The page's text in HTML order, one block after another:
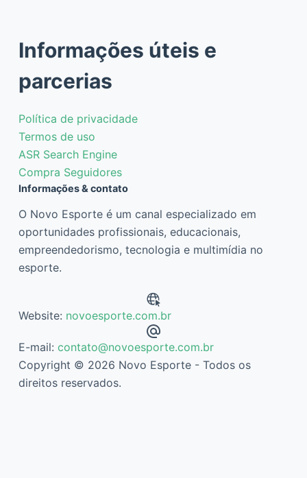
Informações úteis e
parcerias
Política de privacidade
Termos de uso
ASR Search Engine
Compra Seguidores
Informações & contato
O Novo Esporte é um canal especializado em
oportunidades profissionais, educacionais,
empreendedorismo, tecnologia e multimídia no
esporte.
Website: novoesporte.com.br
E-mail: contato@novoesporte.com.br
Copyright © 2026 Novo Esporte - Todos os
direitos reservados.